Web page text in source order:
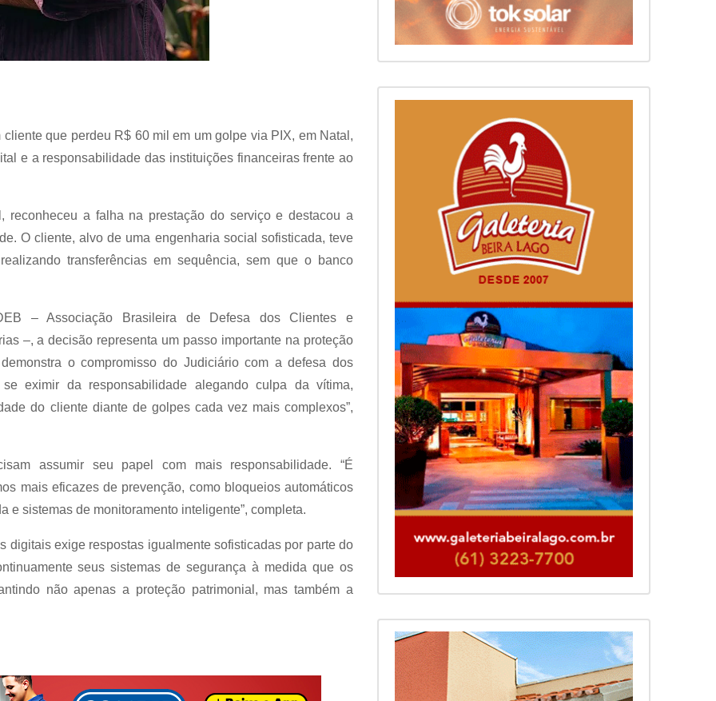
que perdeu R$ 60 mil em um golpe via PIX, em Natal,
e a responsabilidade das instituições financeiras frente ao
reconheceu a falha na prestação do serviço e destacou a
O cliente, alvo de uma engenharia social sofisticada, teve
transferências em sequência, sem que o banco
– Associação Brasileira de Defesa dos Clientes e
–, a decisão representa um passo importante na proteção
o compromisso do Judiciário com a defesa dos
eximir da responsabilidade alegando culpa da vítima,
do cliente diante de golpes cada vez mais complexos”,
assumir seu papel com mais responsabilidade. “É
mais eficazes de prevenção, como bloqueios automáticos
e sistemas de monitoramento inteligente”, completa.
digitais exige respostas igualmente sofisticadas por parte do
seus sistemas de segurança à medida que os
não apenas a proteção patrimonial, mas também a